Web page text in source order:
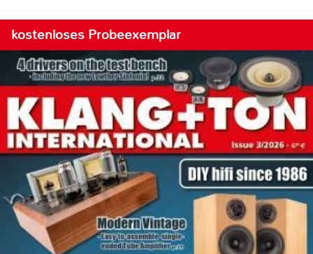
kostenloses Probeexemplar